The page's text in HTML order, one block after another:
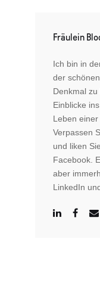
Fräulein
Ich bin in
der
Denkmal
Einblicke
Leben einer
Verpassen
und liken
Facebook.
aber
LinkedIn